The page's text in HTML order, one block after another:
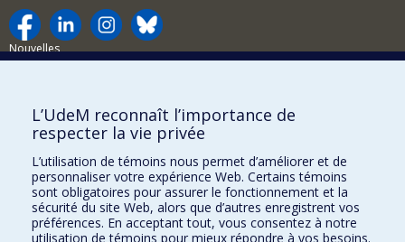
Nouvelles
Comment soutenir le Département?
BESOIN D'AIDE?
Plan du site
Signaler une erreur
Accessibilité
L’UdeM reconnaît l’importance de
respecter la vie privée
L’utilisation de témoins nous permet d’améliorer et de
personnaliser votre expérience Web. Certains témoins
sont obligatoires pour assurer le fonctionnement et la
sécurité du site Web, alors que d’autres enregistrent vos
préférences. En acceptant tout, vous consentez à notre
utilisation de témoins pour mieux répondre à vos besoins.